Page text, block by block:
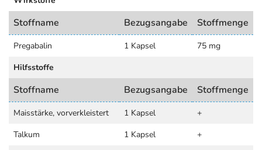
Stoffname Bezugsangabe Stoffmenge
Pregabalin 1 Kapsel
75 mg
Hilfsstoffe
Stoffname Bezugsangabe Stoffmenge
Maisstärke, vorverkleistert 1 Kapsel
+
Talkum
1 Kapsel
+